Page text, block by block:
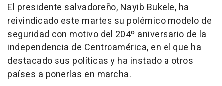
El presidente salvadoreño, Nayib Bukele, ha
reivindicado este martes su polémico modelo de
seguridad con motivo del 204º aniversario de la
independencia de Centroamérica, en el que ha
destacado sus políticas y ha instado a otros
países a ponerlas en marcha.